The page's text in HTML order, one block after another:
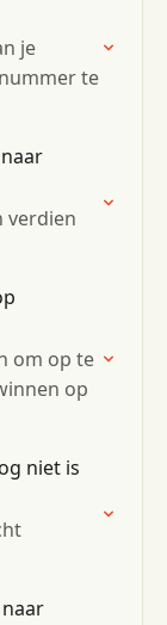
je
te
verdien
om op te
op
niet is